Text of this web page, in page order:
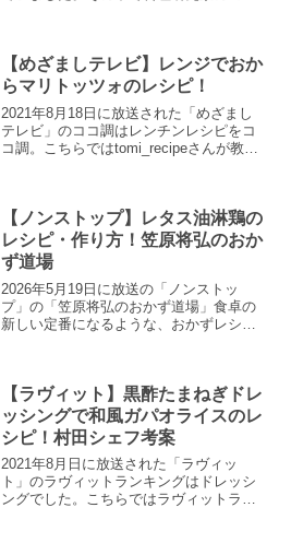
くってみましたのでブ...
【めざましテレビ】レンジでおか
らマリトッツォのレシピ！
2021年8月18日に放送された「めざまし
テレビ」のココ調はレンチンレシピをコ
コ調。こちらではtomi_recipeさんが教え
【ノンストップ】レタス油淋鶏の
レシピ・作り方！笠原将弘のおか
ず道場
2026年5月19日に放送の「ノンストッ
プ」の「笠原将弘のおかず道場」食卓の
新しい定番になるような、おかずレシピ
【ラヴィット】黒酢たまねぎドレ
ッシングで和風ガパオライスのレ
シピ！村田シェフ考案
2021年8月日に放送された「ラヴィッ
ト」のラヴィットランキングはドレッシ
ングでした。こちらではラヴィットラン